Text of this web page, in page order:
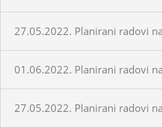
27.05.2022. Planirani radovi
01.06.2022. Planirani radovi
27.05.2022. Planirani radovi